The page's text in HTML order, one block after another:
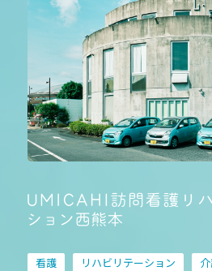
看護 リハビリテーション